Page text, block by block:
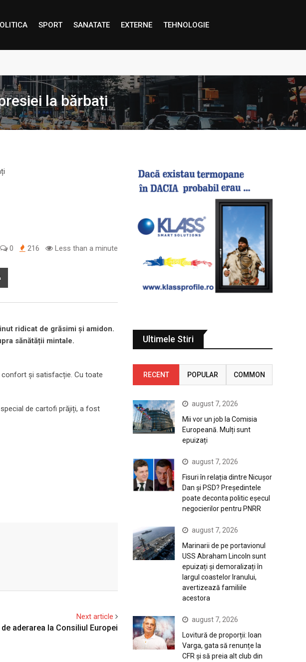
SPORT SANATATE EXTERNE TEHNOLOGIE
este mai aproape decât credem”
la bărbați
0 216 Less than a minute
ridicat de grăsimi și amidon.
sănătății mintale.
și satisfacție. Cu toate
de cartofi prăjiți, a fost
Next article
aderarea la Consiliul Europei
Ultimele Stiri
RECENT POPULAR COMMON
august 7, 2026
Mii vor un job la Comisia
Europeană. Mulți sunt
epuizați
august 7, 2026
Fisuri în relația dintre Nicușor
Dan și PSD? Președintele
poate deconta politic eșecul
negocierilor pentru PNRR
august 7, 2026
Marinarii de pe portavionul
USS Abraham Lincoln sunt
epuizați și demoralizați în
largul coastelor Iranului,
avertizează familiile
acestora
august 7, 2026
Lovitură de proporții: Ioan
Varga, gata să renunțe la
CFR și să preia alt club din